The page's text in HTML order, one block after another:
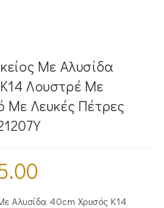
Με Αλυσίδα
Λουστρέ Με
Με Λευκές Πέτρες
€795.00.
Αλυσίδα 40cm Χρυσός Κ14